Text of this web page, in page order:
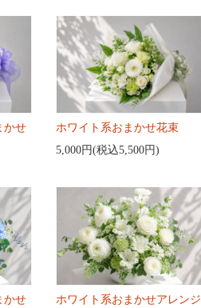
かせ
ホワイト系おまかせ花束
5,000円(税込5,500円)
かせ
ホワイト系おまかせアレンジ